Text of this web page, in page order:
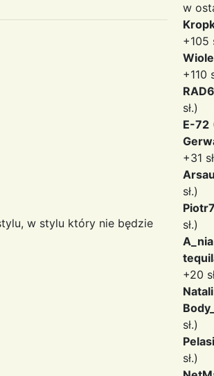
w stylu który nie będzie
w
+105
+110
sł.)
E-72
+31
sł.)
sł.)
A_nia
+20
Natali
sł.)
sł.)